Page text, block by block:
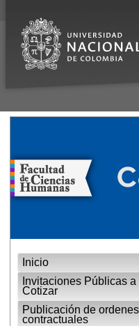
Inicio
Invitaciones Públicas a
Cotizar
Publicación de ordenes
contractuales